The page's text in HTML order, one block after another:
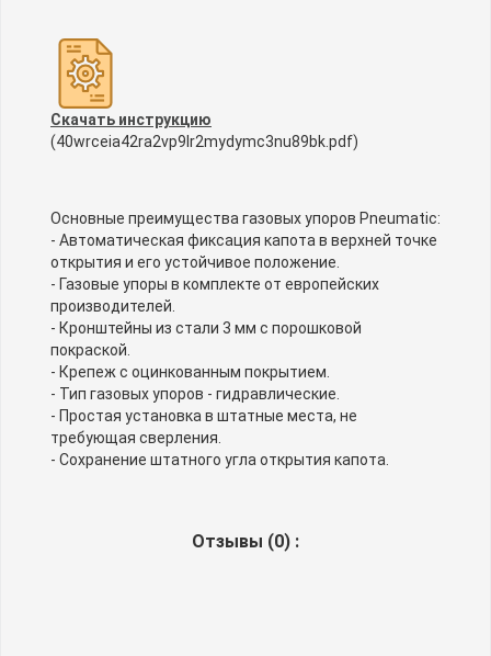
Скачать инструкцию
(40wrceia42ra2vp9lr2mydymc3nu89bk.pdf)
Основные преимущества газовых упоров Pneumatic:
- Автоматическая фиксация капота в верхней точке
открытия и его устойчивое положение.
- Газовые упоры в комплекте от европейских
производителей.
- Кронштейны из стали 3 мм с порошковой
покраской.
- Крепеж с оцинкованным покрытием.
- Тип газовых упоров - гидравлические.
- Простая установка в штатные места, не
требующая сверления.
- Сохранение штатного угла открытия капота.
Отзывы (0) :